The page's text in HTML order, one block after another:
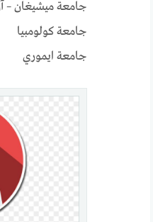
جامعة ميشيغان –
جامعة كولومبيا
جامعة ايموري